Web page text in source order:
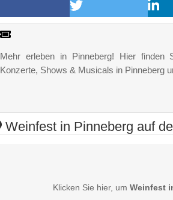
Mehr erleben in Pinneberg! Hier finden
Konzerte, Shows & Musicals in Pinneberg
Weinfest in Pinneberg auf
Klicken Sie hier, um Weinfest